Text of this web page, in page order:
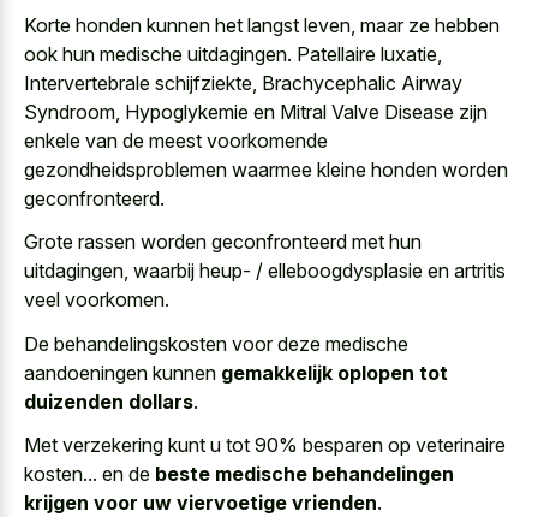
Korte honden kunnen het langst leven, maar ze hebben
ook hun medische uitdagingen. Patellaire luxatie,
Intervertebrale schijfziekte, Brachycephalic Airway
Syndroom, Hypoglykemie en Mitral Valve Disease zijn
enkele van de meest voorkomende
gezondheidsproblemen waarmee kleine honden worden
geconfronteerd.
Grote rassen worden geconfronteerd met hun
uitdagingen, waarbij heup- / elleboogdysplasie en artritis
veel voorkomen.
De behandelingskosten voor deze medische
aandoeningen kunnen gemakkelijk oplopen tot
duizenden dollars.
Met verzekering kunt u tot 90% besparen op veterinaire
kosten... en de beste medische behandelingen
krijgen voor uw viervoetige vrienden.